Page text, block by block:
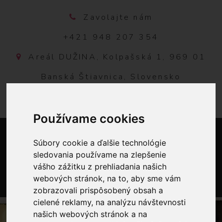
Používame cookies
Súbory cookie a ďalšie technológie
sledovania používame na zlepšenie
vášho zážitku z prehliadania našich
webových stránok, na to, aby sme vám
zobrazovali prispôsobený obsah a
cielené reklamy, na analýzu návštevnosti
našich webových stránok a na
Zavolajte nám
+421 948 207 354
Areál DUŽINA, Kolpašská 1, 969 01
Banská Štiavnica, Slovensko
0